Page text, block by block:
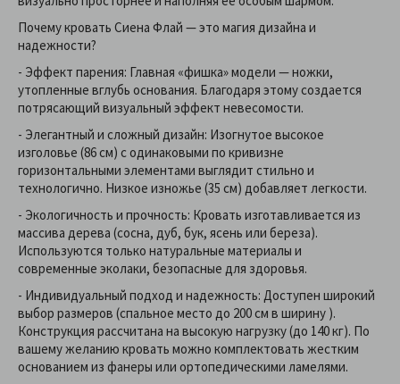
Почему кровать Сиена Флай — это магия дизайна и
надежности?
- Эффект парения: Главная «фишка» модели — ножки,
утопленные вглубь основания. Благодаря этому создается
потрясающий визуальный эффект невесомости.
- Элегантный и сложный дизайн: Изогнутое высокое
изголовье (86 см) с одинаковыми по кривизне
горизонтальными элементами выглядит стильно и
технологично. Низкое изножье (35 см) добавляет легкости.
- Экологичность и прочность: Кровать изготавливается из
массива дерева (сосна, дуб, бук, ясень или береза).
Используются только натуральные материалы и
современные эколаки, безопасные для здоровья.
- Индивидуальный подход и надежность: Доступен широкий
выбор размеров (спальное место до 200 см в ширину ).
Конструкция рассчитана на высокую нагрузку (до 140 кг). По
вашему желанию кровать можно комплектовать жестким
основанием из фанеры или ортопедическими ламелями.